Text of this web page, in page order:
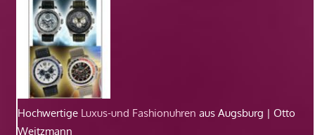
Hochwertige Luxus-und Fashionuhren aus Augsburg | Otto
Weitzmann